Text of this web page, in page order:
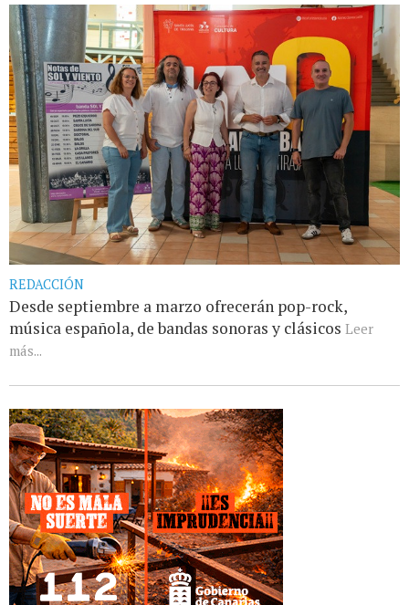
REDACCIÓN
Desde septiembre a marzo ofrecerán pop-rock,
música española, de bandas sonoras y clásicos Leer
más...